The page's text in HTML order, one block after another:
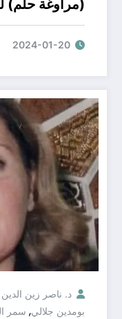
(مراوغة حلم)
منصة ثقافة
المحكم لمنتدى
2024-01-20
د. ناصر زين الدين
بومدين جلالي, سمر